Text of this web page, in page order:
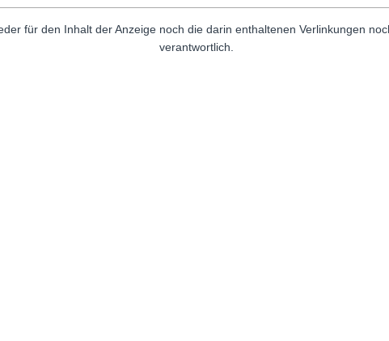
für den Inhalt der Anzeige noch die darin enthaltenen Verlinkungen
verantwortlich.